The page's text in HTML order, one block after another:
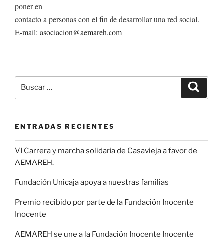
poner en
contacto a personas con el fin de desarrollar una red social.
E-mail: asociacion@aemareh.com
por:
ENTRADAS RECIENTES
VI Carrera y marcha solidaria de Casavieja a favor de
AEMAREH.
Fundación Unicaja apoya a nuestras familias
Premio recibido por parte de la Fundación Inocente
Inocente
AEMAREH se une a la Fundación Inocente Inocente